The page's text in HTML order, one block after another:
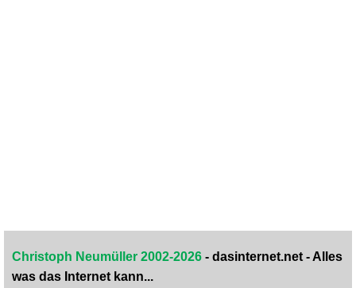
Christoph Neumüller 2002-2026 - dasinternet.net - Alles
was das Internet kann...